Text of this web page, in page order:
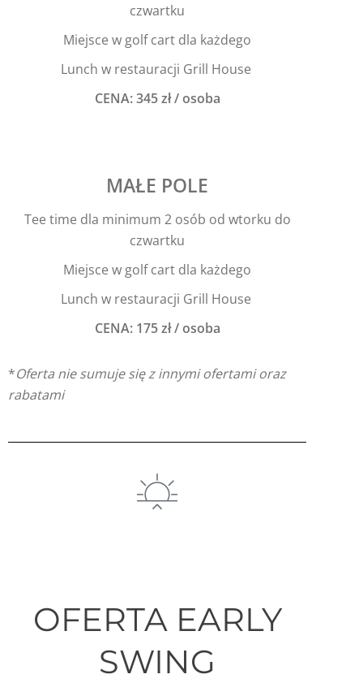
czwartku
Miejsce w golf cart dla każdego
Lunch w restauracji Grill House
CENA: 345 zł / osoba
MAŁE POLE
Tee time dla minimum 2 osób od wtorku do
czwartku
Miejsce w golf cart dla każdego
Lunch w restauracji Grill House
CENA: 175 zł / osoba
*Oferta nie sumuje się z innymi ofertami oraz
rabatami
OFERTA EARLY
SWING